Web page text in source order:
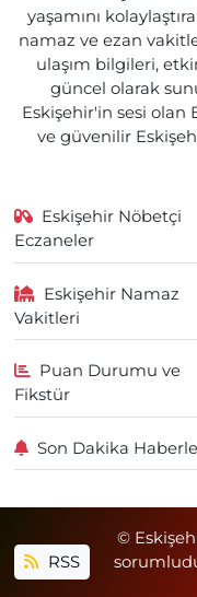
yaşamını
namaz ve ezan
ulaşım bilgileri,
güncel olarak
Eskişehir'in sesi olan
ve güvenilir
Eskişehir Nöbetçi
Eczaneler
Eskişehir Namaz
Vakitleri
Puan Durumu ve
Fikstür
Son Dakika
RSS
©